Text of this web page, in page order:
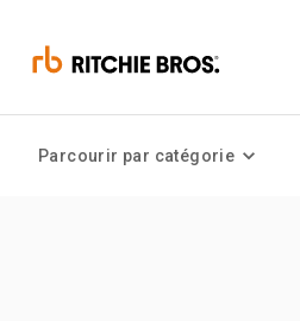
Parcourir par catégorie